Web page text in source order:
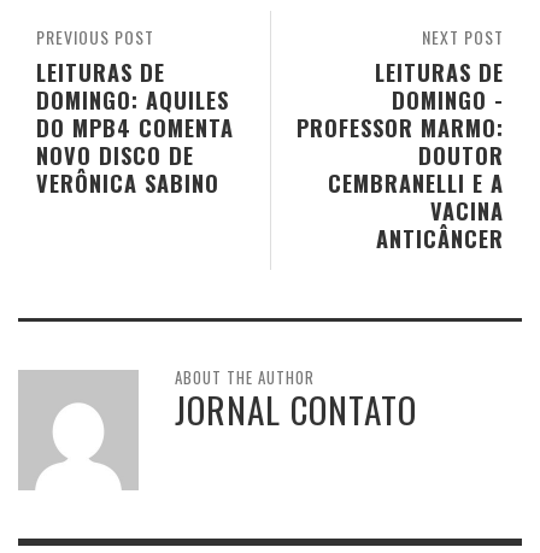
NEXT POST
LEITURAS DE
DOMINGO -
PROFESSOR MARMO:
DOUTOR
CEMBRANELLI E A
VACINA
ANTICÂNCER
PREVIOUS POST
LEITURAS DE
DOMINGO: AQUILES
DO MPB4 COMENTA
NOVO DISCO DE
VERÔNICA SABINO
ABOUT THE AUTHOR
JORNAL CONTATO